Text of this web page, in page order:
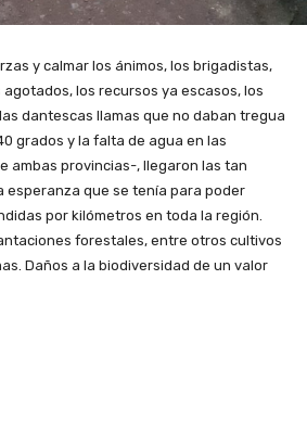
y calmar los ánimos, los brigadistas,
los recursos ya escasos, los
dantescas llamas que no daban tregua
grados y la falta de agua en las
ambas provincias-, llegaron las tan
esperanza que se tenía para poder
por kilómetros en toda la región.
forestales, entre otros cultivos
Daños a la biodiversidad de un valor